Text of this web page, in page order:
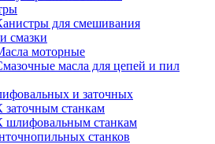
для смешивания
смазки
моторные
масла для цепей и пил
и заточных
заточным станкам
шлифовальным станкам
станков